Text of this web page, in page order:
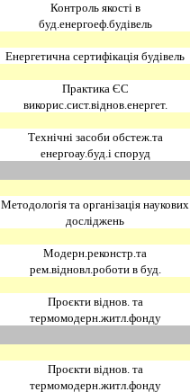
Контроль якостi в
буд.енергоеф.будiвель
Енергетична сертифiкацiя будiвель
Практика ЄС
викорис.сист.вiднов.енергет.
Технiчнi засоби обстеж.та
енергоау.буд.i споруд
Методологiя та органiзацiя наукових
дослiджень
Модерн.реконстр.та
рем.вiдновл.роботи в буд.
Проєкти вiднов. та
термомодерн.житл.фонду
Проєкти вiднов. та
термомодерн.житл.фонду